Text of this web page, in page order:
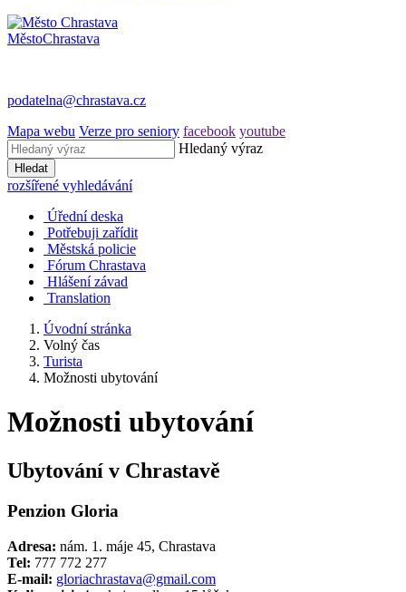
MěstoChrastava
podatelna@chrastava.cz
Mapa webu Verze pro seniory facebook youtube
Hledaný výraz
Hledat
rozšířené vyhledávání
Úřední deska
Potřebuji zařídit
Městská policie
Fórum Chrastava
Hlášení závad
Translation
Úvodní stránka
Volný čas
Turista
Možnosti ubytování
Možnosti ubytování
Ubytování v Chrastavě
Penzion Gloria
Adresa: nám. 1. máje 45, Chrastava
Tel: 777 772 277
E-mail: gloriachrastava@gmail.com